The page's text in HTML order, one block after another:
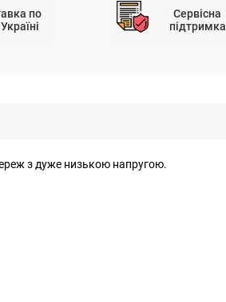
по
Сервісна
підтримка
з дуже низькою напругою.